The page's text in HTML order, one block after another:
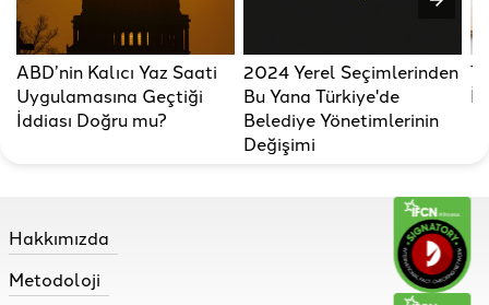
ABD’nin Kalıcı Yaz Saati
Uygulamasına Geçtiği
İddiası Doğru mu?
2024 Yerel Seçimlerinden
Bu Yana Türkiye'de
Belediye Yönetimlerinin
Değişimi
Hakkımızda
Metodoloji